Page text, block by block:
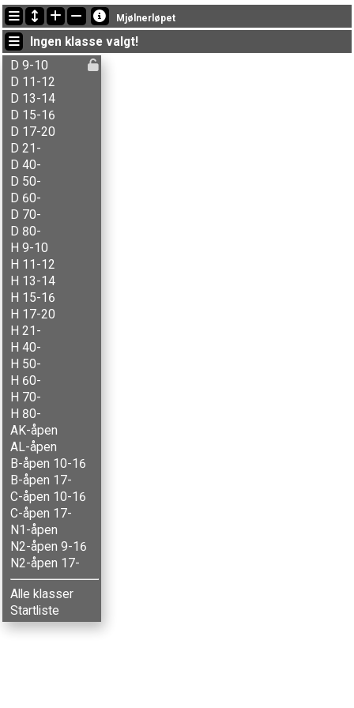
Siste oppdateringer
13:58:39: Jan-Hugo Hanssen (AL-åpen) kom i mål med tiden 37:24 (6)
13:52:29: Amund Flaskerud (H 17-20
13:43:51: Amund Flaskerud (H 17-20) passerte 3.9km #36 med tiden 1:02:44 (3)
Mjølnerløpet
Ingen klasse valgt!
D 9-10
D 11-12
D 13-14
D 15-16
D 17-20
D 21-
D 40-
D 50-
D 60-
D 70-
D 80-
H 9-10
H 11-12
H 13-14
H 15-16
H 17-20
H 21-
H 40-
H 50-
H 60-
H 70-
H 80-
AK-åpen
AL-åpen
B-åpen 10-16
B-åpen 17-
C-åpen 10-16
C-åpen 17-
N1-åpen
N2-åpen 9-16
N2-åpen 17-
Alle klasser
Startliste